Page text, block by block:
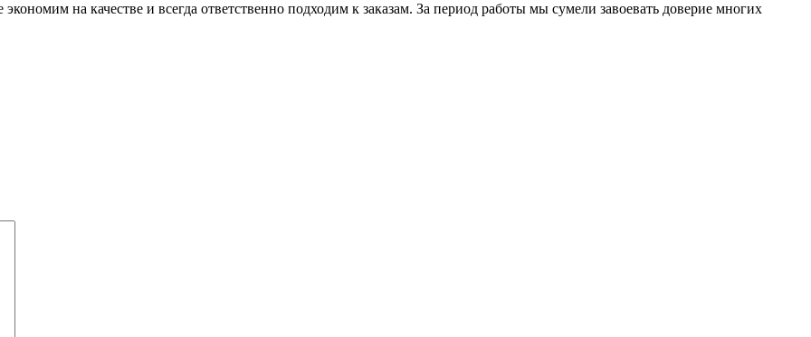
на качестве и всегда ответственно подходим к заказам. За период работы мы сумели завоевать доверие многих